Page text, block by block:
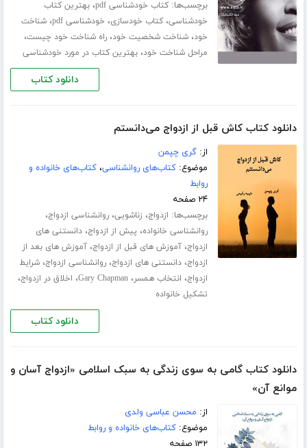
برچسب‌ها:کتاب خودشناسی pdf ،بهترین کتاب
خودشناسی،کتاب خودسازی، خودشناسی pdf ،شناخت
خود،شناخت شخصیت خود،راه شناخت خود چیست،
مراحل شناخت خود،بهترین کتاب در مورد خودشناسی
دانلود کتاب
دانلود کتاب کاش قبل از ازدواج می‌‌‌‌دانستم
از:گری چپمن
موضوع:کتاب‌های روانشناسی،کتاب‌های خانواده و
روابط
۲۴ صفحه
برچسب‌ها: ازدواج، زناشویی،روانشناسی ازدواج،
روانشناسی خانواده، پیش از ازدواج،دانستنی های
ازدواج،آموزش های قبل از ازدواج،آموزش های بعد از
ازدواج،دانستنی های ازدواج،روانشناسی ازدواج،شرایط
ازدواج، انتخاب همسر،Gary Chapman، اخلاق در ازدواج،
تشکیل خانواده
دانلود کتاب
دانلود کتاب گامی به سوی زندگی به سبک اسلامی «ازدواج آسان و
موانع آن»
از: محسن عباسی ولدی
موضوع:کتاب‌های خانواده و روابط
۱۳۲ صفحه